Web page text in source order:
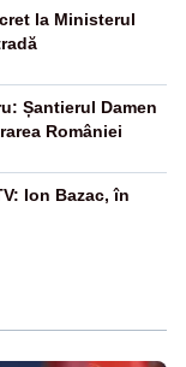
la Ministerul
Șantierul Damen
României
Ion Bazac, în